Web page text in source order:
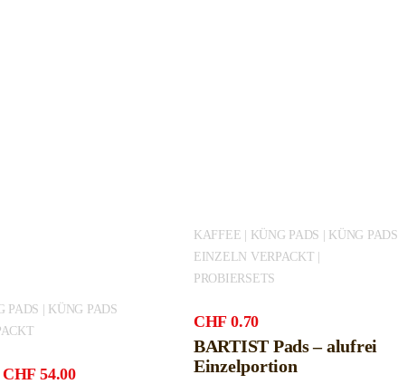
PADS | KÜNG PADS
CHF 54.00Preisspanne:
KAFFEE | KÜNG PADS | KÜNG PADS
EINZELN VERPACKT |
PROBIERSETS
CHF 0.70
BARTIST Pads – alufrei
Einzelportion